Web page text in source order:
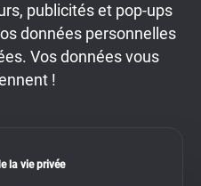
publicités et pop-ups
données personnelles
Vos données vous
!
la vie privée